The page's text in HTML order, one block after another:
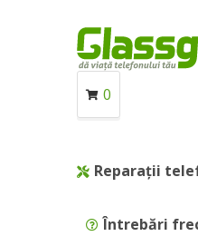
0
Reparații
Întrebări